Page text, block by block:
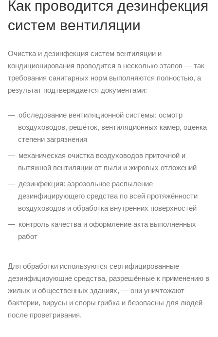
Как проводится дезинфекция
систем вентиляции
Очистка и дезинфекция систем вентиляции и
кондиционирования проводится в несколько этапов — так
требования санитарных норм выполняются полностью, а
результат подтверждается документами:
обследование вентиляционной системы: осмотр
воздуховодов, решёток, вентиляционных камер, оценка
степени загрязнения
механическая очистка воздуховодов приточной и
вытяжной вентиляции от пыли и жировых отложений
дезинфекция: аэрозольное распыление
дезинфицирующего средства по всей протяжённости
воздуховодов и обработка внутренних поверхностей
контроль качества и оформление акта выполненных
работ
Для обработки используются сертифицированные
дезинфицирующие средства, разрешённые к применению в
жилых и общественных зданиях, — они уничтожают
бактерии, вирусы и споры грибка и безопасны для людей
после проветривания.